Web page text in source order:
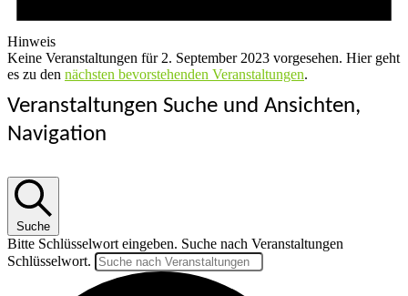
Hinweis
Keine Veranstaltungen für 2. September 2023 vorgesehen. Hier geht
es zu den nächsten bevorstehenden Veranstaltungen.
Veranstaltungen Suche und Ansichten,
Navigation
Suche
Bitte Schlüsselwort eingeben. Suche nach Veranstaltungen
Schlüsselwort.